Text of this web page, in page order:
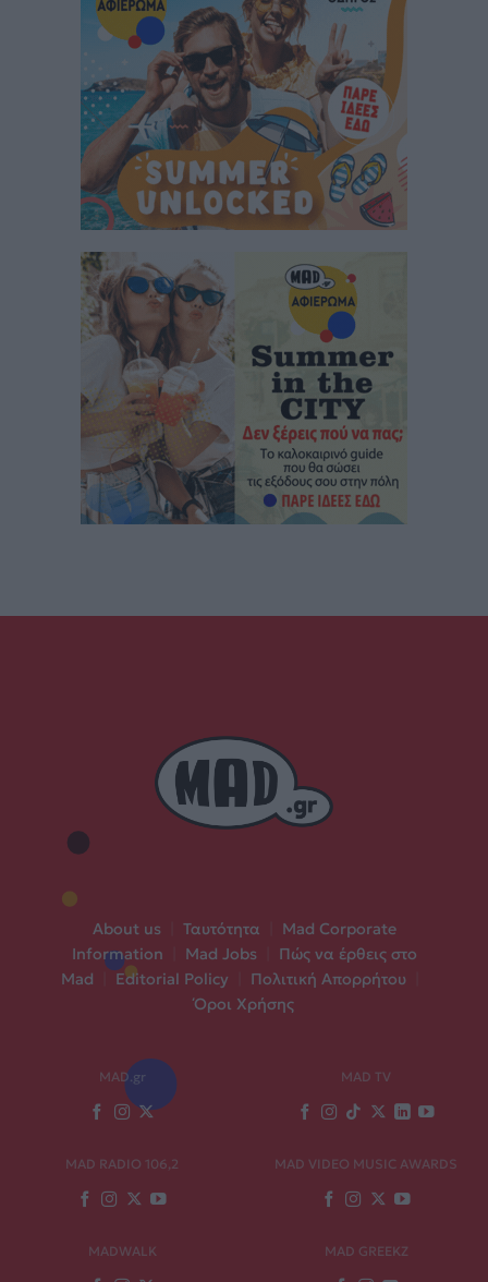
About us Ταυτότητα
Mad Corporate
Information
Mad Jobs
Πώς να έρθεις στο
Mad
Editorial Policy Πολιτική Απορρήτου
Όροι Χρήσης
MAD.gr MAD TV
MAD RADIO 106,2 MAD VIDEO MUSIC AWARDS
MADWALK MAD GREEKZ